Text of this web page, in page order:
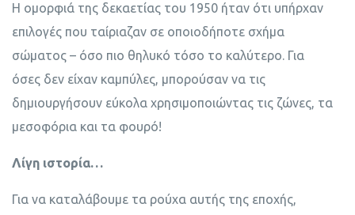
Η ομορφιά της δεκαετίας του 1950 ήταν ότι υπήρχαν
επιλογές που ταίριαζαν σε οποιοδήποτε σχήμα
σώματος – όσο πιο θηλυκό τόσο το καλύτερο. Για
όσες δεν είχαν καμπύλες, μπορούσαν να τις
δημιουργήσουν εύκολα χρησιμοποιώντας τις ζώνες, τα
μεσοφόρια και τα φουρό!
Λίγη ιστορία…
Για να καταλάβουμε τα ρούχα αυτής της εποχής,